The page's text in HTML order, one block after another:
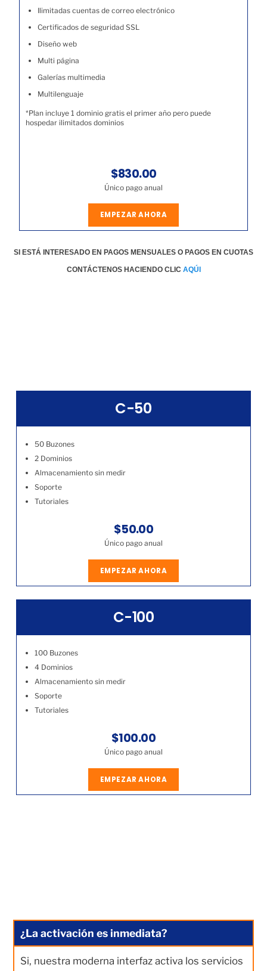
Ilimitadas cuentas de correo electrónico
Certificados de seguridad SSL
Diseño web
Multi página
Galerías multimedia
Multilenguaje
*Plan incluye 1 dominio gratis el primer año pero puede
hospedar ilimitados dominios
$830.00
Único pago anual
EMPEZAR AHORA
SI ESTÁ INTERESADO EN PAGOS MENSUALES O PAGOS EN CUOTAS
CONTÁCTENOS HACIENDO CLIC AQÚI
C-50
50 Buzones
2 Dominios
Almacenamiento sin medir
Soporte
Tutoriales
$50.00
Único pago anual
EMPEZAR AHORA
C-100
100 Buzones
4 Dominios
Almacenamiento sin medir
Soporte
Tutoriales
$100.00
Único pago anual
EMPEZAR AHORA
¿La activación es inmediata?
Si, nuestra moderna interfaz activa los servicios